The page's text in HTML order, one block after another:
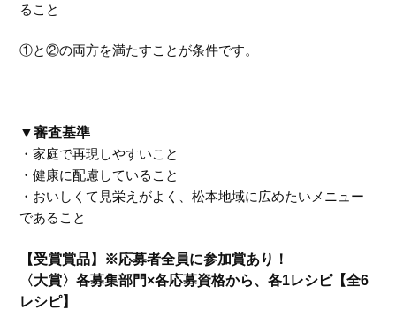
ること
①と②の両方を満たすことが条件です。
▼審査基準
・家庭で再現しやすいこと
・健康に配慮していること
・おいしくて見栄えがよく、松本地域に広めたいメニュー
であること
【受賞賞品】※応募者全員に参加賞あり！
〈大賞〉各募集部門×各応募資格から、各1レシピ【全6
レシピ】